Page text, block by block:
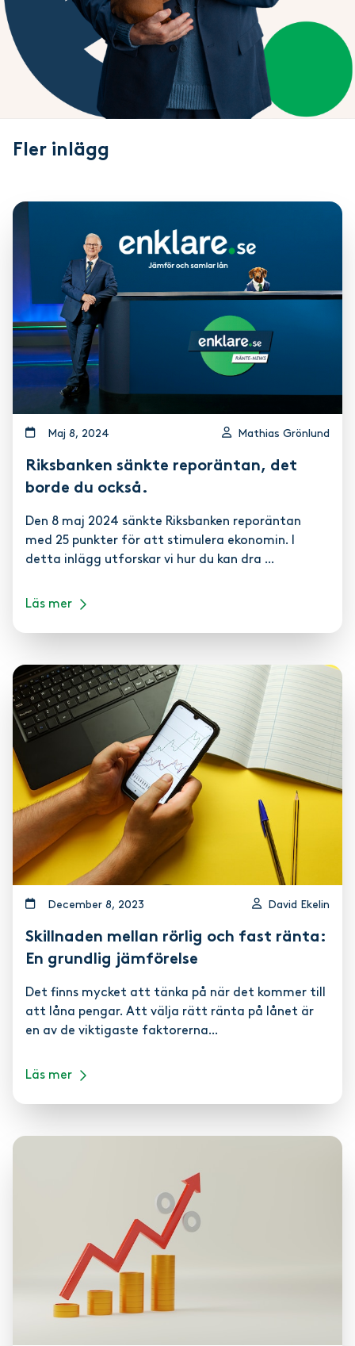
Fler inlägg
maj 8, 2024 Mathias Grönlund
Riksbanken sänkte reporäntan, det
borde du också.
Den 8 maj 2024 sänkte Riksbanken reporäntan
med 25 punkter för att stimulera ekonomin. I
detta inlägg utforskar vi hur du kan dra ...
Läs mer
december 8, 2023 David Ekelin
Skillnaden mellan rörlig och fast ränta:
En grundlig jämförelse
Det finns mycket att tänka på när det kommer till
att låna pengar. Att välja rätt ränta på lånet är
en av de viktigaste faktorerna...
Läs mer